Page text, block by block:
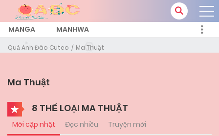
MANGA MANHWA
Quả Anh Đào Cuteo Ma Thuật
Ma Thuật
8 THỂ LOẠI MA THUẬT
Mới cập nhật Đọc nhiều Truyện mới